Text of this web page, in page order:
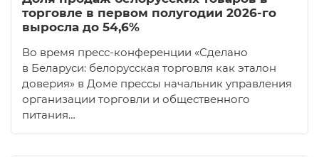
торговле в первом полугодии 2026-го
выросла до 54,6%
Во время пресс-конференции «Сделано
в Беларуси: белорусская торговля как эталон
доверия» в Доме прессы начальник управления
организации торговли и общественного
питания…